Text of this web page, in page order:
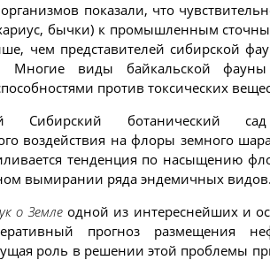
показали, что
бычки) к промышленным
чем представителей сибирской
Многие виды байкальской
против токсических
Сибирский ботанический
воздействия на флоры земного
тенденция по насыщению
вымирании ряда эндемичных
о Землеодной из интереснейших и
прогноз размещения
роль в решении этой проблемы